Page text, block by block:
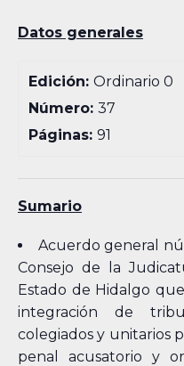
Datos generales
Edición:Ordinario 0
Número:37
Páginas:91
Sumario
Acuerdo general
Consejo de la
Estado de Hidalgo
integración de
colegiados y unitarios
penal acusatorio y